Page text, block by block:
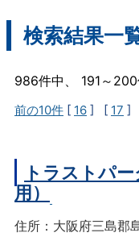
検索結果一
986件中、 191～
前の10件 [ 16 ] [ 17 ]
トラストパ
用）
住所：大阪府三島郡